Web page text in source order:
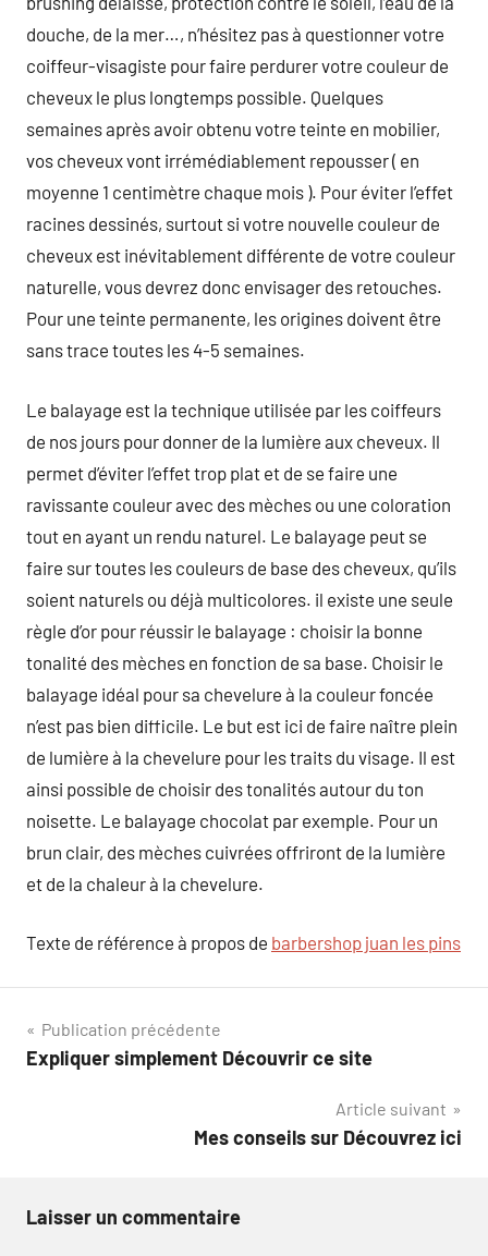
douche, de la mer…, n’hésitez pas à questionner votre
coiffeur-visagiste pour faire perdurer votre couleur de
cheveux le plus longtemps possible. Quelques
semaines après avoir obtenu votre teinte en mobilier,
vos cheveux vont irrémédiablement repousser ( en
moyenne 1 centimètre chaque mois ). Pour éviter l’effet
racines dessinés, surtout si votre nouvelle couleur de
cheveux est inévitablement différente de votre couleur
naturelle, vous devrez donc envisager des retouches.
Pour une teinte permanente, les origines doivent être
sans trace toutes les 4-5 semaines.
Le balayage est la technique utilisée par les coiffeurs
de nos jours pour donner de la lumière aux cheveux. Il
permet d’éviter l’effet trop plat et de se faire une
ravissante couleur avec des mèches ou une coloration
tout en ayant un rendu naturel. Le balayage peut se
faire sur toutes les couleurs de base des cheveux, qu’ils
soient naturels ou déjà multicolores. il existe une seule
règle d’or pour réussir le balayage : choisir la bonne
tonalité des mèches en fonction de sa base. Choisir le
balayage idéal pour sa chevelure à la couleur foncée
n’est pas bien difficile. Le but est ici de faire naître plein
de lumière à la chevelure pour les traits du visage. Il est
ainsi possible de choisir des tonalités autour du ton
noisette. Le balayage chocolat par exemple. Pour un
brun clair, des mèches cuivrées offriront de la lumière
et de la chaleur à la chevelure.
Texte de référence à propos de barbershop juan les pins
Navigation
de
Publication précédente
Expliquer simplement Découvrir ce site
Article suivant
Mes conseils sur Découvrez ici
Laisser un commentaire